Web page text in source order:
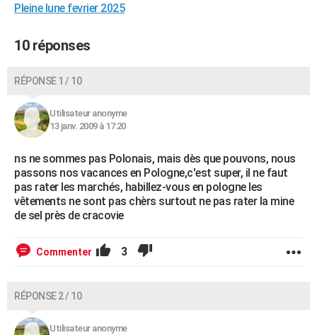
CARTE DE VOEUX
DICTIONNAIRE
S'inscrire
Se connecter
Lycées
Collèges
Primaires
Universités
Entreprises
Service militaire
Avis de recherche
AVIS DE DÉCÈS
Bricolage
Lifestyle
Culture
Sport
Auto
Television
Voyage
Cinema
Pleine lune fevrier 2025
10 réponses
RÉPONSE 1 / 10
Utilisateur anonyme
13 janv. 2009 à 17:20
ns ne sommes pas Polonais, mais dès que pouvons, nous
passons nos vacances en Pologne,c'est super, il ne faut
pas rater les marchés, habillez-vous en pologne les
vêtements ne sont pas chèrs surtout ne pas rater la mine
de sel près de cracovie
Commenter 3
RÉPONSE 2 / 10
Utilisateur anonyme